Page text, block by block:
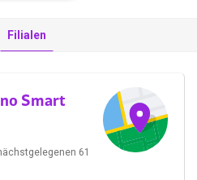
Filialen
Smart
61